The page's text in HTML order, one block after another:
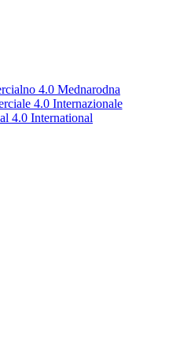
4.0 Mednarodna
4.0 Internazionale
4.0 International